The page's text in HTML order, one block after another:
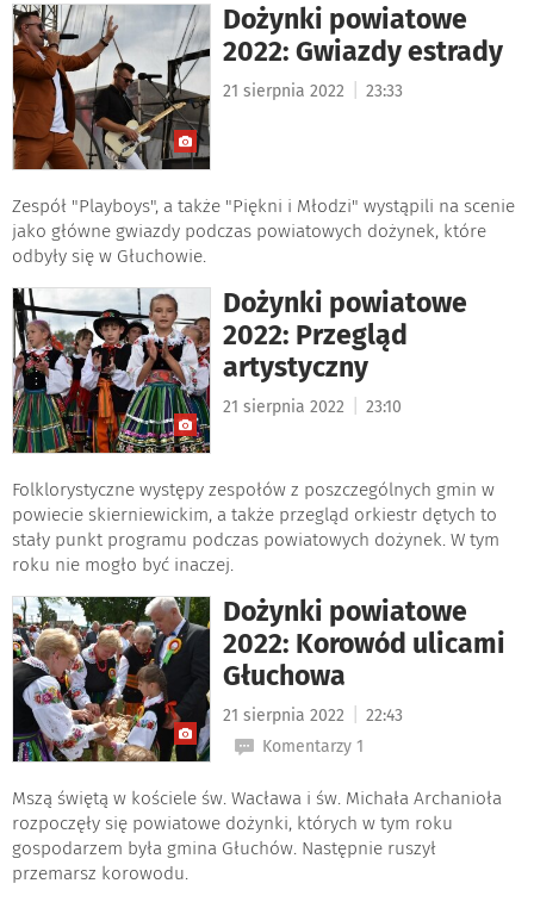
Dożynki powiatowe
2022: Gwiazdy estrady
21 sierpnia 2022 23:33
Zespół "Playboys", a także "Piękni i Młodzi" wystąpili na scenie
jako główne gwiazdy podczas powiatowych dożynek, które
odbyły się w Głuchowie.
Dożynki powiatowe
2022: Przegląd
artystyczny
21 sierpnia 2022 23:10
Folklorystyczne występy zespołów z poszczególnych gmin w
powiecie skierniewickim, a także przegląd orkiestr dętych to
stały punkt programu podczas powiatowych dożynek. W tym
roku nie mogło być inaczej.
Dożynki powiatowe
2022: Korowód ulicami
Głuchowa
21 sierpnia 2022
22:43
Komentarzy 1
Mszą świętą w kościele św. Wacława i św. Michała Archanioła
rozpoczęły się powiatowe dożynki, których w tym roku
gospodarzem była gmina Głuchów. Następnie ruszył
przemarsz korowodu.